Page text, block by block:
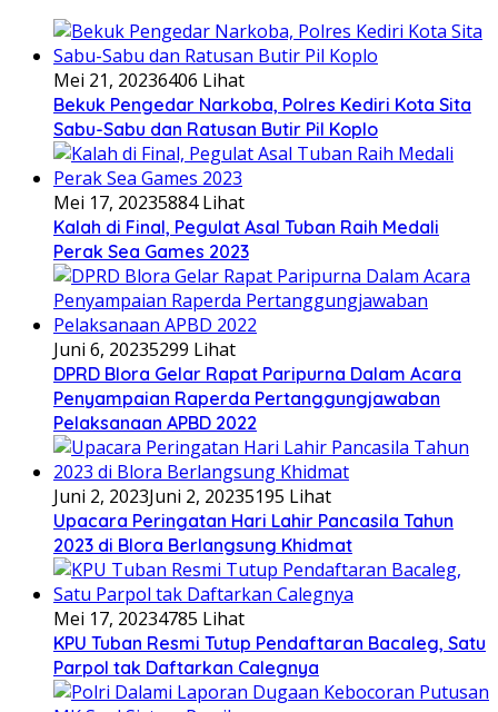
Mei 21, 20236406 Lihat
Bekuk Pengedar Narkoba, Polres Kediri Kota Sita
Sabu-Sabu dan Ratusan Butir Pil Koplo
Mei 17, 20235884 Lihat
Kalah di Final, Pegulat Asal Tuban Raih Medali
Perak Sea Games 2023
Juni 6, 20235299 Lihat
DPRD Blora Gelar Rapat Paripurna Dalam Acara
Penyampaian Raperda Pertanggungjawaban
Pelaksanaan APBD 2022
Juni 2, 2023Juni 2, 20235195 Lihat
Upacara Peringatan Hari Lahir Pancasila Tahun
2023 di Blora Berlangsung Khidmat
Mei 17, 20234785 Lihat
KPU Tuban Resmi Tutup Pendaftaran Bacaleg, Satu
Parpol tak Daftarkan Calegnya